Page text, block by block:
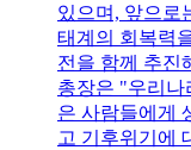
있으며, 앞으로
태계의 회복력
전을 함께 추진
총장은 "우리나
은 사람들에게
고 기후위기에